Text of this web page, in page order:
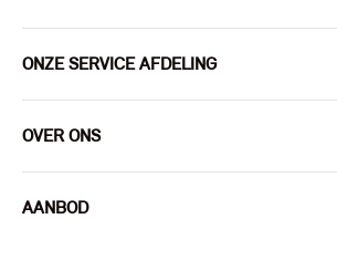
ONZE SERVICE AFDELING
OVER ONS
AANBOD